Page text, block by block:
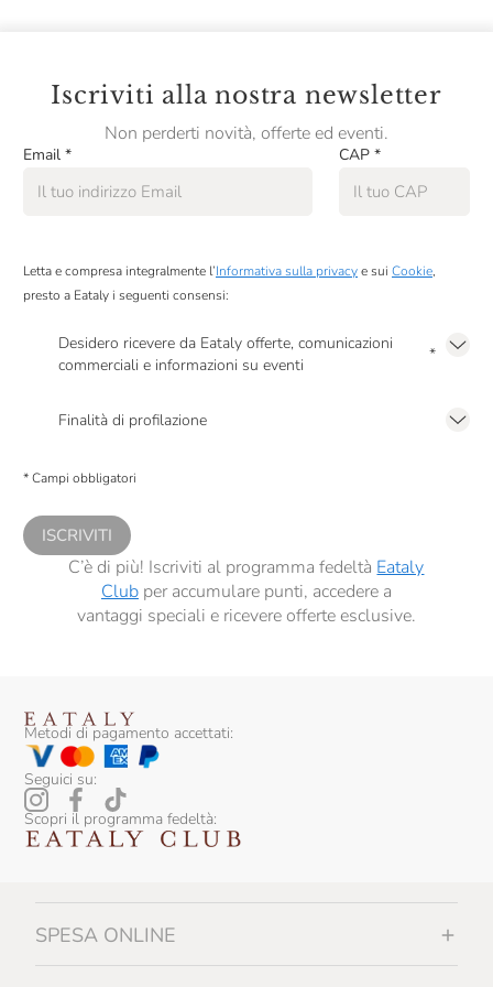
Tesori Della Terra
Testa Conserve
Valverbe
Yogi Tea
Iscriviti alla nostra newsletter
Non perderti novità, offerte ed eventi.
Email * CAP *
Letta e compresa integralmente l’Informativa sulla privacye sui Cookie,
presto a Eataly i seguenti consensi:
Desidero ricevere da Eataly offerte, comunicazioni
commerciali e informazioni su eventi
*
Finalità di profilazione
comunicazioni commerciali personalizzate, in caso di consenso prestato ai
* Campi obbligatori
ISCRIVITI
C’è di più! Iscriviti al programma fedeltà Eataly
Clubper accumulare punti, accedere a
vantaggi speciali e ricevere offerte esclusive.
Metodi di pagamento accettati:
Seguici su:
Scopri il programma fedeltà:
SPESA ONLINE